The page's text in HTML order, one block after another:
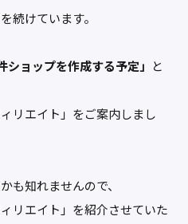
続けています。
ショップを作成する予定」 と
リエイト」をご案内しまし
も知れませんので、
リエイト」を紹介させていた